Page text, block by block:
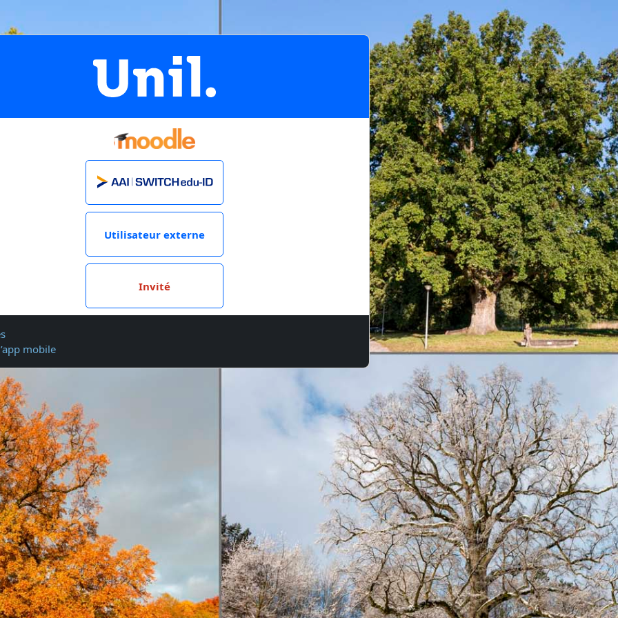
Utilisateur externe
Invité
mobile